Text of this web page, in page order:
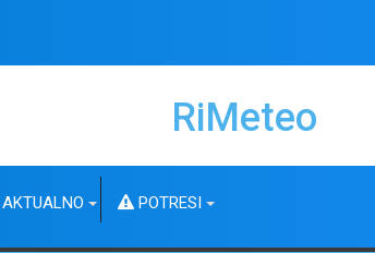
RiMeteo
AKTUALNO POTRESI